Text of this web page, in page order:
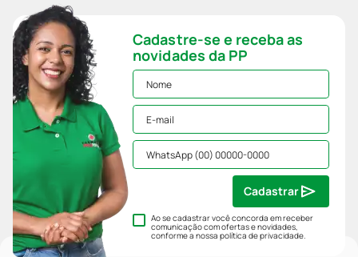
Cadastre-se e receba as
novidades da PP
Ao se cadastrar você concorda em receber
comunicação com ofertas e novidades,
conforme a nossapolítica de privacidade.
Cadastrar